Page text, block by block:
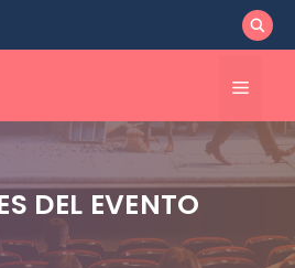
Menú
DEL EVENTO